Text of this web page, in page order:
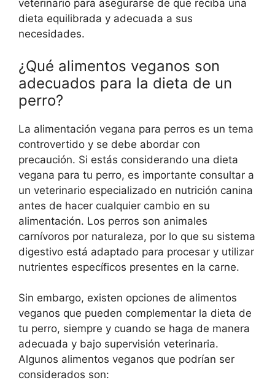
veterinario para asegurarse de que reciba una
dieta equilibrada y adecuada a sus
necesidades.
¿Qué alimentos veganos son
adecuados para la dieta de un
perro?
La alimentación vegana para perros es un tema
controvertido y se debe abordar con
precaución. Si estás considerando una dieta
vegana para tu perro, es importante consultar a
un veterinario especializado en nutrición canina
antes de hacer cualquier cambio en su
alimentación. Los perros son animales
carnívoros por naturaleza, por lo que su sistema
digestivo está adaptado para procesar y utilizar
nutrientes específicos presentes en la carne.
Sin embargo, existen opciones de alimentos
veganos que pueden complementar la dieta de
tu perro, siempre y cuando se haga de manera
adecuada y bajo supervisión veterinaria.
Algunos alimentos veganos que podrían ser
considerados son: